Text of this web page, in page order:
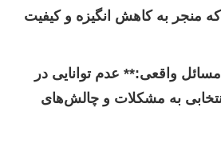
که منجر به کاهش انگیزه و کیفیت
مسائل واقعی:** عدم توانایی در
به مشکلات و چالش‌های